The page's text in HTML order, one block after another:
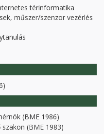
térinformatika
műszer/szenzor vezérlés
(BME 1986)
(BME 1983)